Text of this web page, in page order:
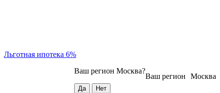
Льготная ипотека 6%
Москва
Ваш регион
Ваш регион Москва?